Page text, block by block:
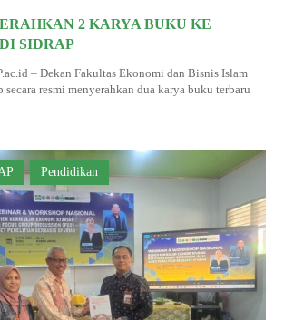
DOSEN DAN SK
PENELITIAN
2 KARYA BUKU KE
SIDRAP
– Dekan Fakultas Ekonomi dan Bisnis Islam
resmi menyerahkan dua karya buku terbaru
Pendidikan